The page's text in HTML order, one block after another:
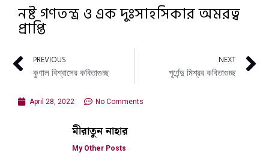
নষ্ট গণতন্ত্র ও এক দুঃসাহসিকার অমরত্ব
প্রাপ্তি
PREVIOUS
কুণাল বিশ্বাসের কবিতাগুচ্ছ
NEXT
পূর্ণেন্দু মিশ্রর কবিতাগুচ্ছ
April 28, 2022 No Comments
মীরাতুন নাহার
My Other Posts